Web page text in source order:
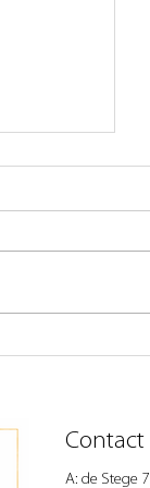
Contact
A: de Stege 7